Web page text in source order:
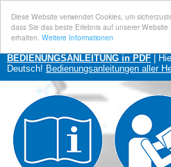
Diese Website verwendet Cookies, um
dass Sie das beste Erlebnis auf unserer Website
erhalten. Weitere Informationen
BEDIENUNGSANLEITUNG in PDF |
Deutsch! Bedienungsanleitungen aller